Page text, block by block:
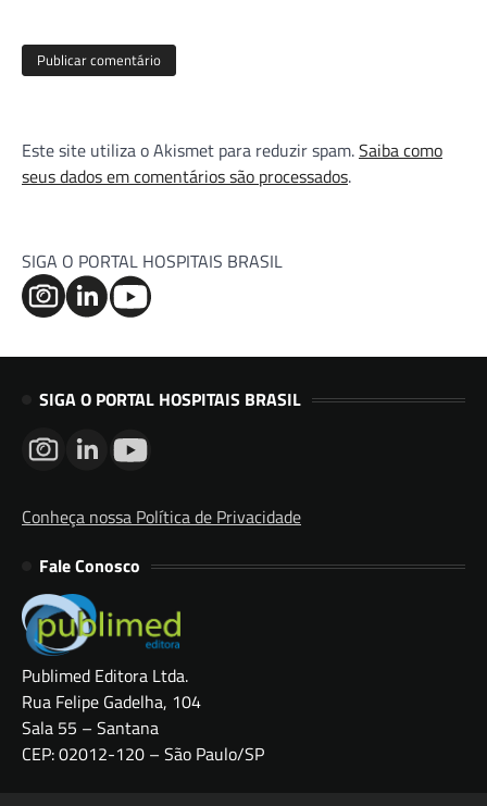
Este site utiliza o Akismet para reduzir spam.Saiba como
seus dados em comentários são processados.
SIGA O PORTAL HOSPITAIS BRASIL
SIGA O PORTAL HOSPITAIS BRASIL
Conheça nossa Política de Privacidade
Fale Conosco
Publimed Editora Ltda.
Rua Felipe Gadelha, 104
Sala 55 – Santana
CEP: 02012-120 – São Paulo/SP